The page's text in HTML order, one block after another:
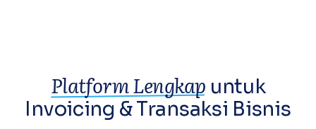
Platform Lengkap untuk
Invoicing &Transaksi Bisnis